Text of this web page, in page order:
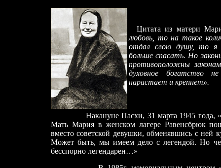
Цитата из матери
любовь, то на такое
отдал свою душу, то я
больше спасать. Но
противоположны
духовное богатство
нарастает и крепнет».
Накануне Пасхи, 31 марта 1945 года,
Мать Мария в женском лагере Равенсбрюк
вместо советской девушки, обменявшись с ней
Может быть, мы имеем дело с легендой. Но
бесспорно легендарен…»